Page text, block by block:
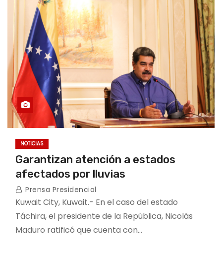
NOTICIAS
Garantizan atención a estados
afectados por lluvias
Prensa Presidencial
Kuwait City, Kuwait.- En el caso del estado
Táchira, el presidente de la República, Nicolás
Maduro ratificó que cuenta con…